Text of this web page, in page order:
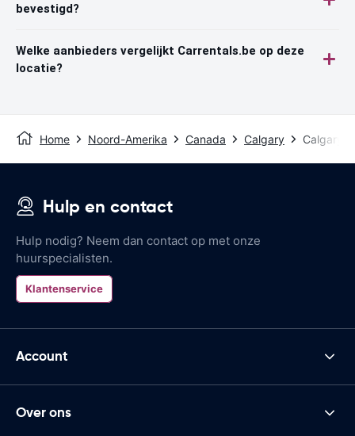
bevestigd?
Welke aanbieders vergelijkt Carrentals.be op deze
locatie?
Home Noord-Amerika Canada Calgary Calgary
Hulp en contact
Hulp nodig? Neem dan contact op met onze
huurspecialisten.
Klantenservice
Account
Over ons